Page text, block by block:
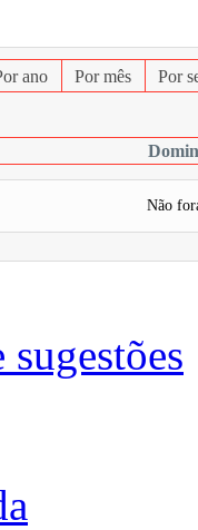
ano Por mês Por
Não